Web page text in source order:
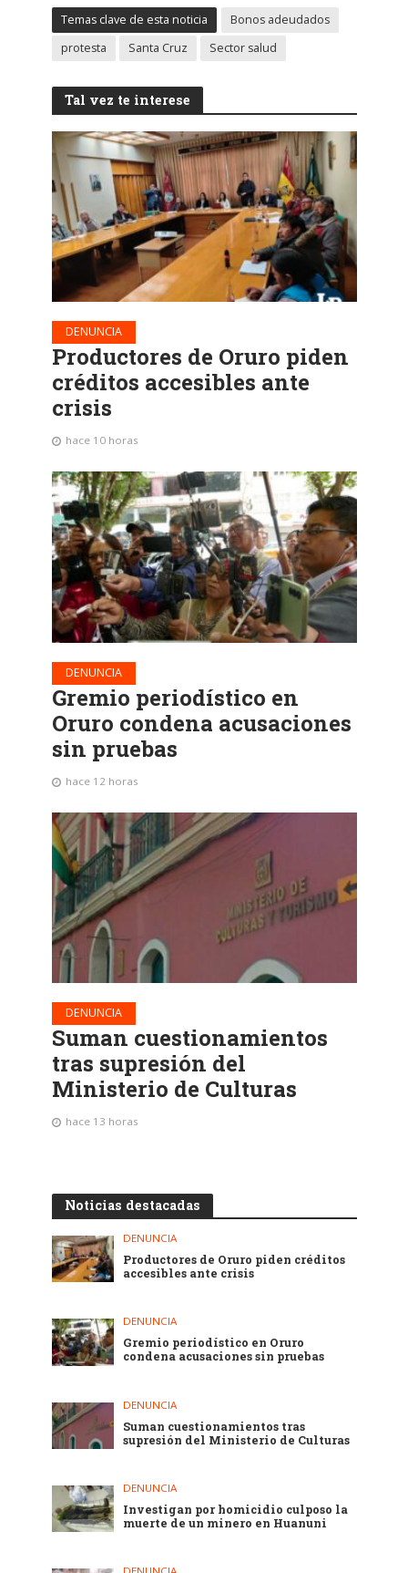
Temas clave de esta noticia
Bonos adeudados
protesta
Santa Cruz Sector salud
Tal vez te interese
DENUNCIA
Productores de Oruro piden
créditos accesibles ante
crisis
hace 10 horas
DENUNCIA
Gremio periodístico en
Oruro condena acusaciones
sin pruebas
hace 12 horas
DENUNCIA
Suman cuestionamientos
tras supresión del
Ministerio de Culturas
hace 13 horas
Noticias destacadas
DENUNCIA
Productores de Oruro piden créditos
accesibles ante crisis
DENUNCIA
Gremio periodístico en Oruro
condena acusaciones sin pruebas
DENUNCIA
Suman cuestionamientos tras
supresión del Ministerio de Culturas
DENUNCIA
Investigan por homicidio culposo la
muerte de un minero en Huanuni